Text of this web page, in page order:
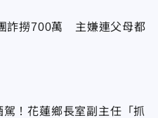
詐撈700萬 主嫌連父母都
駕！花蓮鄉長室副主任「抓